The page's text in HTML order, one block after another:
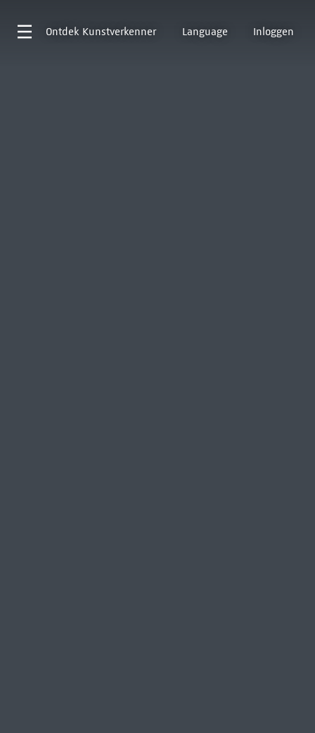
Ontdek Kunstverkenner Language Inloggen